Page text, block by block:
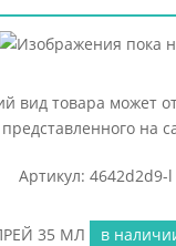
вид товара может
на
Артикул: 4642d2d9-l
35 МЛ в